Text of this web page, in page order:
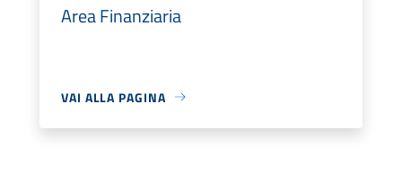
Area Finanziaria
VAI ALLA PAGINA